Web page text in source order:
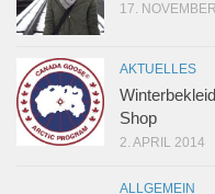
17.
AKTUELLES
Shop
2. APRIL 2014
ALLGEMEIN